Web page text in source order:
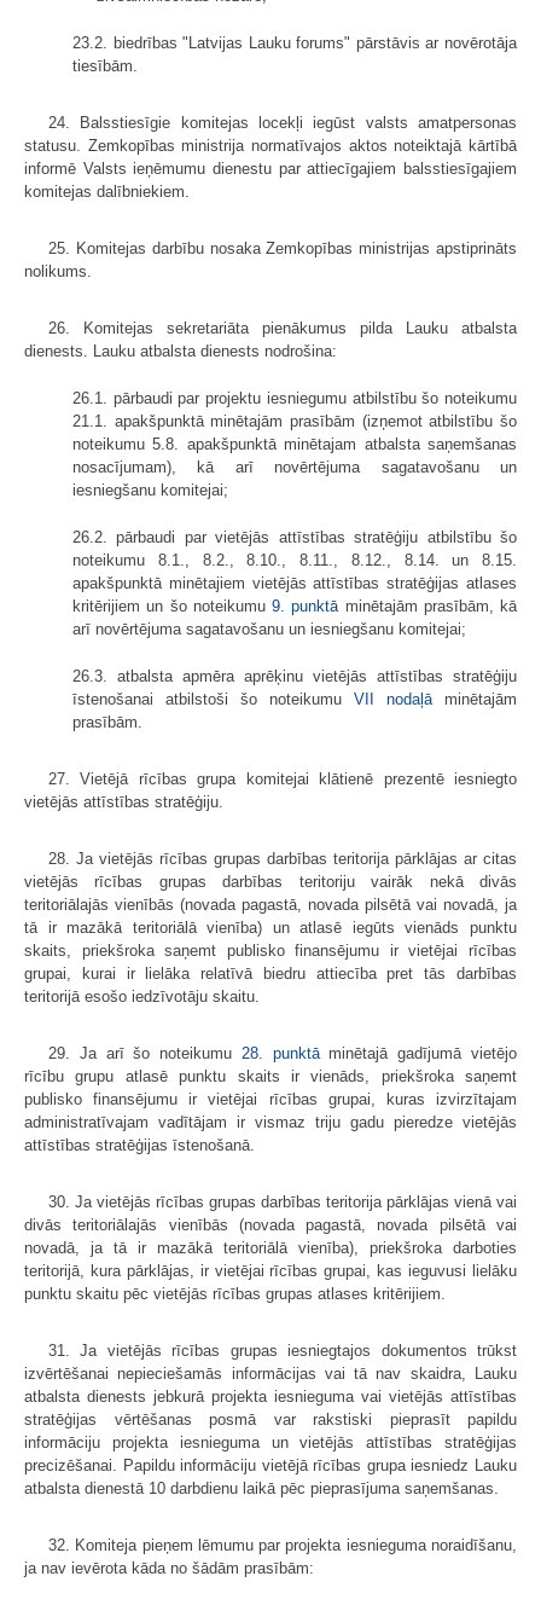
23.2. biedrības "Latvijas Lauku forums" pārstāvis ar novērotāja
tiesībām.
24. Balsstiesīgie komitejas locekļi iegūst valsts amatpersonas
statusu. Zemkopības ministrija normatīvajos aktos noteiktajā kārtībā
informē Valsts ieņēmumu dienestu par attiecīgajiem balsstiesīgajiem
komitejas dalībniekiem.
25. Komitejas darbību nosaka Zemkopības ministrijas apstiprināts
nolikums.
26. Komitejas sekretariāta pienākumus pilda Lauku atbalsta
dienests. Lauku atbalsta dienests nodrošina:
26.1. pārbaudi par projektu iesniegumu atbilstību šo noteikumu
21.1. apakšpunktā minētajām prasībām (izņemot atbilstību šo
noteikumu 5.8. apakšpunktā minētajam atbalsta saņemšanas
nosacījumam), kā arī novērtējuma sagatavošanu un
iesniegšanu komitejai;
26.2. pārbaudi par vietējās attīstības stratēģiju atbilstību šo
noteikumu 8.1., 8.2., 8.10., 8.11., 8.12., 8.14. un 8.15.
apakšpunktā minētajiem vietējās attīstības stratēģijas atlases
kritērijiem un šo noteikumu 9. punktāminētajām prasībām, kā
arī novērtējuma sagatavošanu un iesniegšanu komitejai;
26.3. atbalsta apmēra aprēķinu vietējās attīstības stratēģiju
īstenošanai atbilstoši šo noteikumu VII nodaļāminētajām
prasībām.
27. Vietējā rīcības grupa komitejai klātienē prezentē iesniegto
vietējās attīstības stratēģiju.
28. Ja vietējās rīcības grupas darbības teritorija pārklājas ar citas
vietējās rīcības grupas darbības teritoriju vairāk nekā divās
teritoriālajās vienībās (novada pagastā, novada pilsētā vai novadā, ja
tā ir mazākā teritoriālā vienība) un atlasē iegūts vienāds punktu
skaits, priekšroka saņemt publisko finansējumu ir vietējai rīcības
grupai, kurai ir lielāka relatīvā biedru attiecība pret tās darbības
teritorijā esošo iedzīvotāju skaitu.
29. Ja arī šo noteikumu 28. punktāminētajā gadījumā vietējo
rīcību grupu atlasē punktu skaits ir vienāds, priekšroka saņemt
publisko finansējumu ir vietējai rīcības grupai, kuras izvirzītajam
administratīvajam vadītājam ir vismaz triju gadu pieredze vietējās
attīstības stratēģijas īstenošanā.
30. Ja vietējās rīcības grupas darbības teritorija pārklājas vienā vai
divās teritoriālajās vienībās (novada pagastā, novada pilsētā vai
novadā, ja tā ir mazākā teritoriālā vienība), priekšroka darboties
teritorijā, kura pārklājas, ir vietējai rīcības grupai, kas ieguvusi lielāku
punktu skaitu pēc vietējās rīcības grupas atlases kritērijiem.
31. Ja vietējās rīcības grupas iesniegtajos dokumentos trūkst
izvērtēšanai nepieciešamās informācijas vai tā nav skaidra, Lauku
atbalsta dienests jebkurā projekta iesnieguma vai vietējās attīstības
stratēģijas vērtēšanas posmā var rakstiski pieprasīt papildu
informāciju projekta iesnieguma un vietējās attīstības stratēģijas
precizēšanai. Papildu informāciju vietējā rīcības grupa iesniedz Lauku
atbalsta dienestā 10 darbdienu laikā pēc pieprasījuma saņemšanas.
32. Komiteja pieņem lēmumu par projekta iesnieguma noraidīšanu,
ja nav ievērota kāda no šādām prasībām: